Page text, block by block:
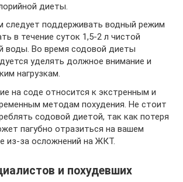
диеты.
следует поддерживать водный режим
в течение суток 1,5-2 л чистой
воды. Во время содовой диеты
уделять должное внимание и
нагрузкам.
на соде относится к экстренным и
методам похудения. Не стоит
содовой диетой, так как потеря
пагубно отразиться на вашем
из-за осложнений на ЖКТ.
и похудевших